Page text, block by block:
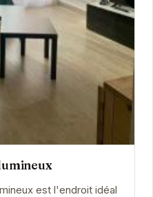
est l'endroit idéal